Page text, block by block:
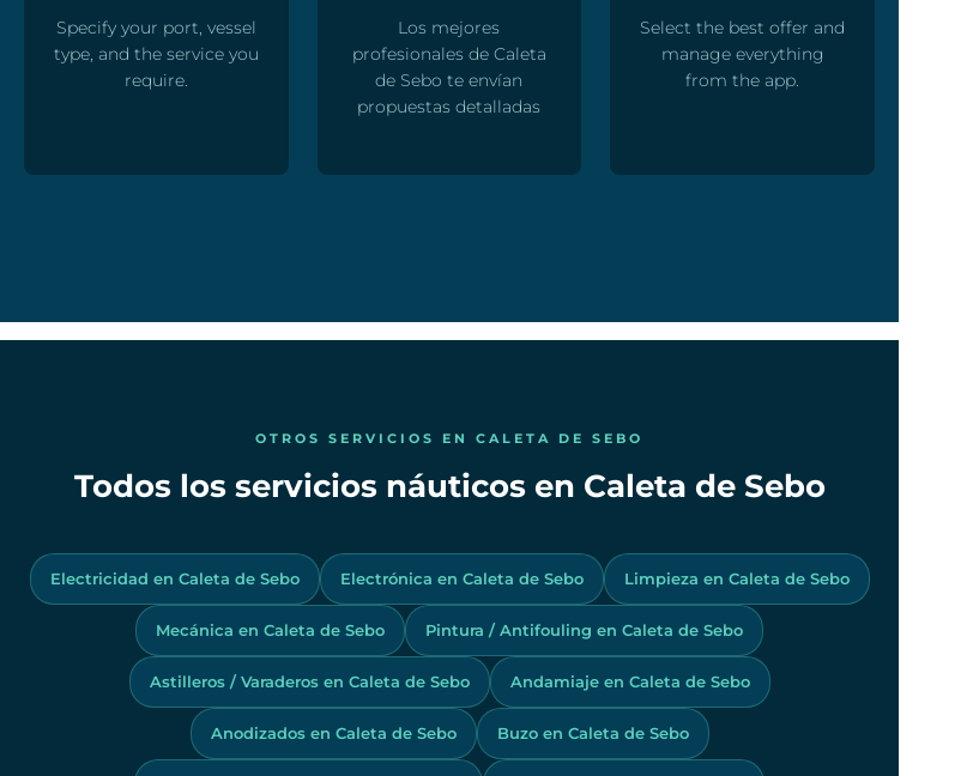
Specify your port, vessel
type, and the service you
require.
Los mejores
profesionales de Caleta
de Sebo te envían
propuestas detalladas
Select the best offer and
manage everything
from the app.
OTROS SERVICIOS EN CALETA DE SEBO
Todos los servicios náuticos en Caleta de Sebo
Electricidad en Caleta de Sebo Electrónica en Caleta de Sebo Limpieza en Caleta de Sebo
Mecánica en Caleta de Sebo Pintura / Antifouling en Caleta de Sebo
Astilleros / Varaderos en Caleta de Sebo Andamiaje en Caleta de Sebo
Anodizados en Caleta de Sebo Buzo en Caleta de Sebo